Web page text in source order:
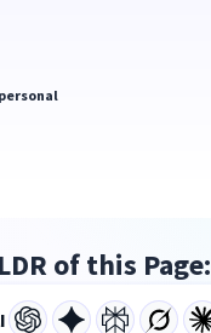
of this Page: